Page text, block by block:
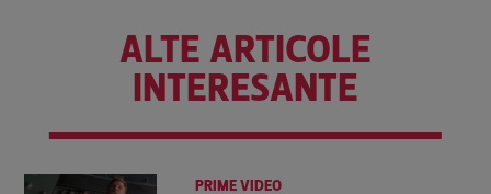
ALTE ARTICOLE
INTERESANTE
PRIME VIDEO